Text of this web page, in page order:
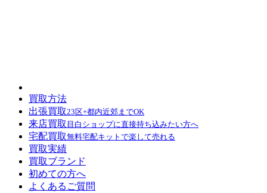
買取方法
出張買取23区+都内近郊までOK
来店買取 目白ショップに直接持ち込みたい方へ
宅配買取無料宅配キットで楽して売れる
買取実績
買取ブランド
初めての方へ
よくあるご質問